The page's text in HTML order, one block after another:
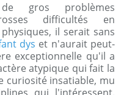
gros problèmes
difficultés en
il serait sans
dys et n'aurait peut-
exceptionnelle qu'il a
atypique qui fait la
curiosité insatiable, mu